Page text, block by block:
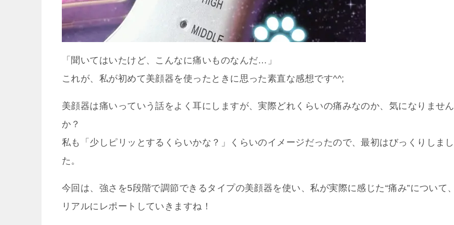
「聞いてはいたけど、こんなに痛いものなんだ…」
これが、私が初めて美顔器を使ったときに思った素直な感想です^^;
美顔器は痛いっていう話をよく耳にしますが、実際どれくらいの痛みなのか、気になりません
か？
私も「少しピリッとするくらいかな？」くらいのイメージだったので、最初はびっくりしまし
た。
今回は、強さを5段階で調節できるタイプの美顔器を使い、私が実際に感じた“痛み”について
リアルにレポートしていきますね！